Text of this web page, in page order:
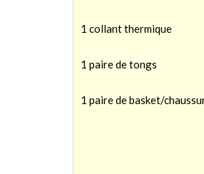
1 collant thermique
1 paire de tongs
1 paire de basket/